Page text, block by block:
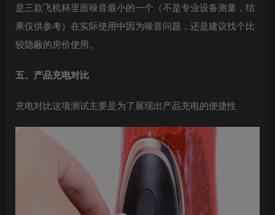
是三款飞机杯里面噪音最小的一个（不是专业设备测量，结
果仅供参考）在实际使用中因为噪音问题，还是建议找个比
较隐蔽的房价使用。
五、产品充电对比
充电对比这项测试主要是为了展现出产品充电的便捷性